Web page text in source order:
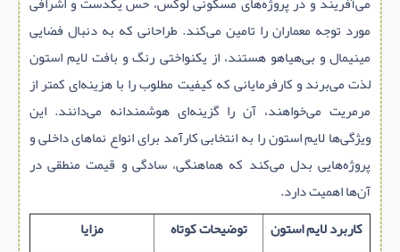
مورد توجه معماران را تامین می‌کند. طراحانی که به دنبال فضایی
مینیمال و بی‌هیاهو هستند، از یکنواختی رنگ و بافت لایم‌ استون
لذت می‌برند و کارفرمایانی که کیفیت مطلوب را با هزینه‌ای کمتر از
مرمریت می‌خواهند، آن را گزینه‌ای هوشمندانه می‌دانند. این
ویژگی‌ها لایم‌ استون را به انتخابی کارآمد برای انواع نماهای داخلی و
پروژه‌هایی بدل می‌کند که هماهنگی، سادگی و قیمت منطقی در
آن‌ها اهمیت دارد.
کاربرد لایم‌ استون
توضیحات کوتاه
مزایا